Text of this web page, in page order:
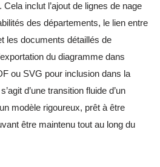
inclut l’ajout de lignes de nage
des départements, le lien entre
les documents détaillés de
du diagramme dans
ou SVG pour inclusion dans la
d’une transition fluide d’un
modèle rigoureux, prêt à être
être maintenu tout au long du